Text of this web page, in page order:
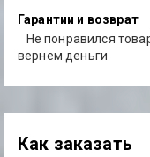
Гарантии и возврат
Не понравился
вернем деньги
Как заказать